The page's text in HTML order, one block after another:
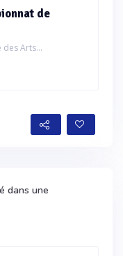
de
des Arts...
dans une